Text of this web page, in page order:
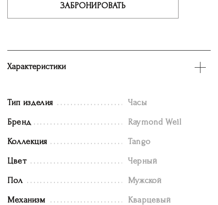
ЗАБРОНИРОВАТЬ
Характеристики
Тип изделия Часы
Бренд Raymond Weil
Коллекция Tango
Цвет Черный
Пол Мужской
Механизм Кварцевый